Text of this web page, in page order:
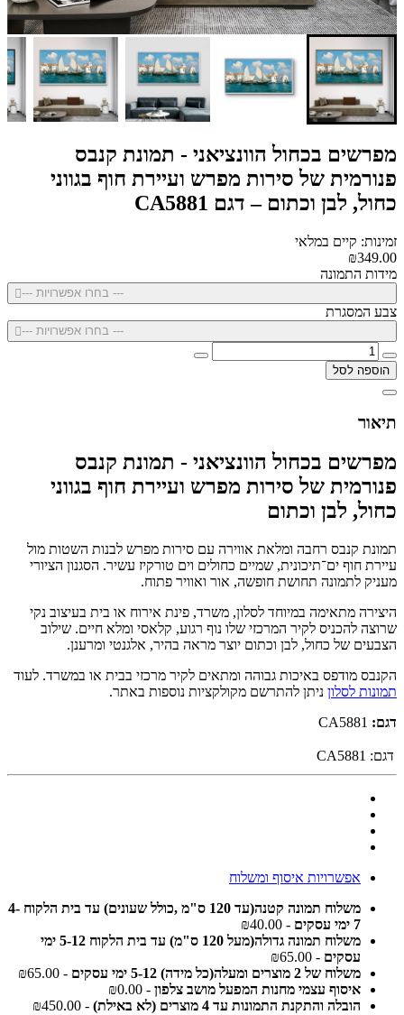
מפרשים בכחול הוונציאני - תמונת קנבס
פנורמית של סירות מפרש ועיירת חוף בגווני
כחול, לבן וכתום – דגם CA5881
זמינות: קיים במלאי
₪349.00
מידות התמונה
--- בחרו אפשרויות ---
צבע המסגרת
--- בחרו אפשרויות ---
הוספה לסל
תיאור
מפרשים בכחול הוונציאני - תמונת קנבס
פנורמית של סירות מפרש ועיירת חוף בגווני
כחול, לבן וכתום
תמונת קנבס רחבה ומלאת אווירה עם סירות מפרש לבנות השטות מול
עיירת חוף ים־תיכונית, שמיים כחולים וים טורקיז עשיר. הסגנון הציורי
מעניק לתמונה תחושת חופשה, אור ואוויר פתוח.
היצירה מתאימה במיוחד לסלון, משרד, פינת אירוח או בית בעיצוב נקי
שרוצה להכניס לקיר המרכזי שלו נוף רגוע, קלאסי ומלא חיים. שילוב
הצבעים של כחול, לבן וכתום יוצר מראה בהיר, אלגנטי ומרענן.
הקנבס מודפס באיכות גבוהה ומתאים לקיר מרכזי בבית או במשרד. לעוד
תמונות לסלון ניתן להתרשם מקולקציות נוספות באתר.
דגם:
דגם: CA5881
אפשרויות איסוף ומשלוח
משלוח תמונה קטנה(עד 120 ס"מ ,כולל שעונים) עד בית הלקוח 4-
7 ימי עסקים
- ₪40.00
משלוח תמונה גדולה(מעל 120 ס"מ) עד בית הלקוח 5-12 ימי
עסקים - ₪65.00
משלוח של 2 מוצרים ומעלה(כל מידה) 5-12 ימי עסקים
- ₪65.00
איסוף עצמי מחנות המפעל מושב צלפון - ₪0.00
הובלה והתקנת התמונות עד 4 מוצרים (לא באילת)
- ₪450.00